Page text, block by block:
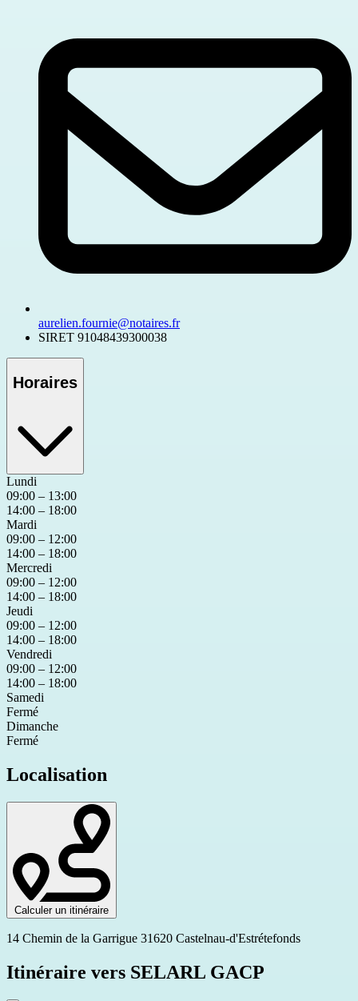
aurelien.fournie@notaires.fr
SIRET 91048439300038
Horaires
Lundi
09:00 – 13:00
14:00 – 18:00
Mardi
09:00 – 12:00
14:00 – 18:00
Mercredi
09:00 – 12:00
14:00 – 18:00
Jeudi
09:00 – 12:00
14:00 – 18:00
Vendredi
09:00 – 12:00
14:00 – 18:00
Samedi
Fermé
Dimanche
Fermé
Localisation
Calculer un itinéraire
14 Chemin de la Garrigue 31620 Castelnau-d'Estrétefonds
Itinéraire vers SELARL GACP